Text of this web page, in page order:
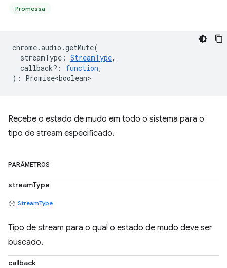
Promessa
chrome.audio .getMute(
streamType : StreamType,
callback? : function,
) : Promise<boolean>
Recebe o estado de mudo em todo o sistema para o
tipo de stream especificado.
PARÂMETROS
streamType
StreamType
Tipo de stream para o qual o estado de mudo deve ser
buscado.
callback